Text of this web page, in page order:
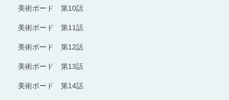
美術ボード 第10話
美術ボード 第11話
美術ボード 第12話
美術ボード 第13話
美術ボード 第14話